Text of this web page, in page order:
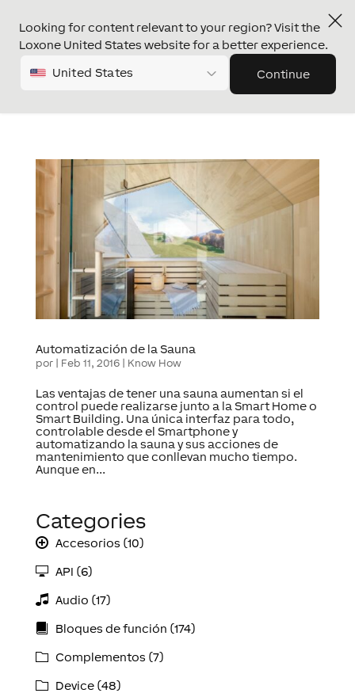
Looking for content relevant to your region? Visit the
Loxone United States website for a better experience.
United States Continue
Automatización de la Sauna
por | Feb 11, 2016| Know How
Las ventajas de tener una sauna aumentan si el
control puede realizarse junto a la Smart Home o
Smart Building. Una única interfaz para todo,
controlable desde el Smartphone y
automatizando la sauna y sus acciones de
mantenimiento que conllevan mucho tiempo.
Aunque en...
Categories
Accesorios (10)
API (6)
Audio (17)
Bloques de función (174)
Complementos (7)
Device (48)